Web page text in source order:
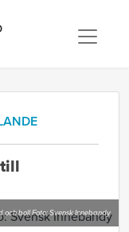
boll Foto: Svensk Innebandy